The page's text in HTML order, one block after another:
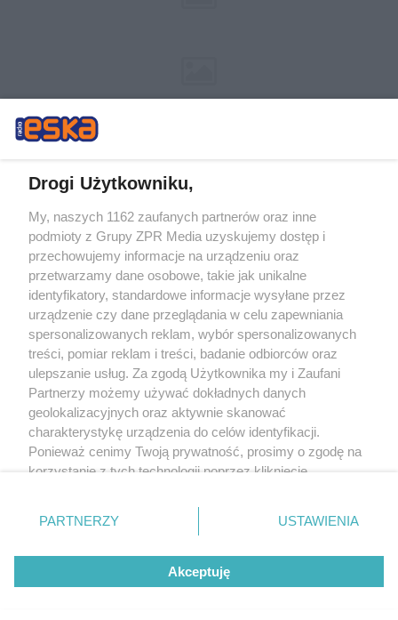
Żaden utwór zamieszczony w serwisie nie może być powielany i
rozpowszechniany lub dalej rozpowszechniany w jakikolwiek sposób (w
tym także elektroniczny lub mechaniczny) na jakimkolwiek polu
eksploatacji w jakiejkolwiek formie, włącznie z umieszczaniem w Internecie
bez pisemnej zgody właściciela praw. Jakiekolwiek użycie lub
wykorzystanie utworów w całości lub w części z naruszeniem prawa, tzn.
bez właściwej zgody, jest zabronione pod groźbą kary i może być ścigane
prawnie.
O nas
Drogi Użytkowniku,
My, naszych 1162 zaufanych partnerów oraz inne
podmioty z Grupy ZPR Media uzyskujemy dostęp i
przechowujemy informacje na urządzeniu oraz
przetwarzamy dane osobowe, takie jak unikalne
identyfikatory, standardowe informacje wysyłane przez
urządzenie czy dane przeglądania w celu zapewniania
spersonalizowanych reklam, wybór spersonalizowanych
treści, pomiar reklam i treści, badanie odbiorców oraz
ulepszanie usług. Za zgodą Użytkownika my i Zaufani
Partnerzy możemy używać dokładnych danych
geolokalizacyjnych oraz aktywnie skanować
charakterystykę urządzenia do celów identyfikacji.
Ponieważ cenimy Twoją prywatność, prosimy o zgodę na
korzystanie z tych technologii poprzez kliknięcie
zmienić/wycofać klikając przycisk ustawień prywatności
znajdujący się w lewym dolnym rogu strony
rodzaje przetwarzania danych nie wymagają zgody
użytkownika, ale masz prawo sprzeciwić się takiemu
przetwarzaniu. Preferencje będą miały zastosowanie tylko
PARTNERZY USTAWIENIA
Akceptuję